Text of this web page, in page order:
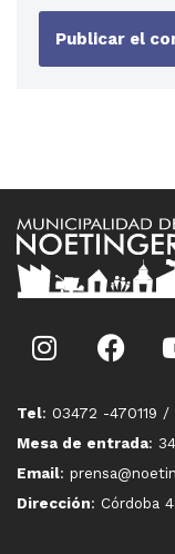
Tel: 03472 -470119 /
Mesa de entrada:
Email:
Dirección: Córdoba